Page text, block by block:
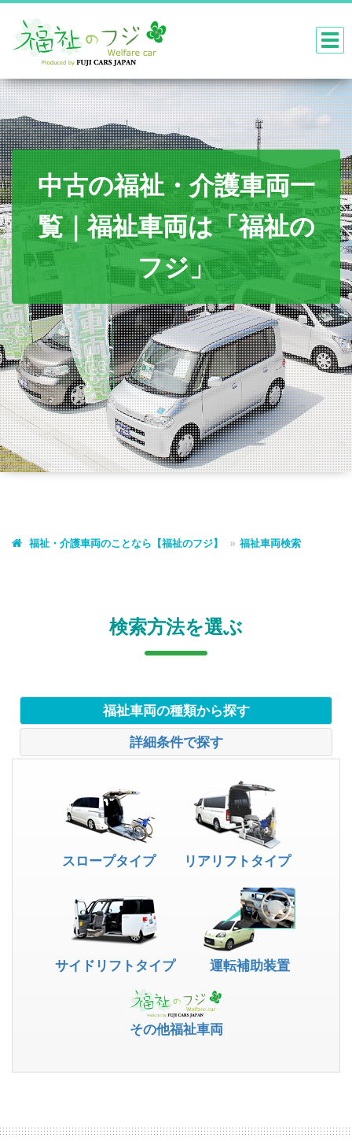
中古の福祉・介護車両一
覧｜福祉車両は「福祉の
フジ」
福祉・介護車両のことなら【福祉のフジ】 福祉車両検索
検索方法を選ぶ
福祉車両の種類から探す
詳細条件で探す
スロープタイプ リアリフトタイプ
サイドリフトタイプ 運転補助装置
その他福祉車両